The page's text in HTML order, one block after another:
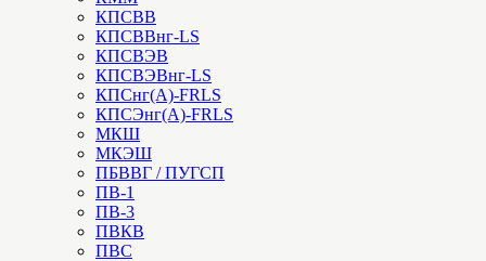
КПСВВ
КПСВВнг-LS
КПСВЭВ
КПСВЭВнг-LS
КПСнг(А)-FRLS
КПСЭнг(А)-FRLS
МКШ
МКЭШ
ПБВВГ / ПУГСП
ПВ-1
ПВ-3
ПВКВ
ПВС